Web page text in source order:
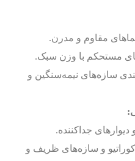
مقاوم و مدرن.
مستحکم با وزن سبک.
سازه‌های نیمه‌سنگین و
جداکننده.
و سازه‌های ظریف و